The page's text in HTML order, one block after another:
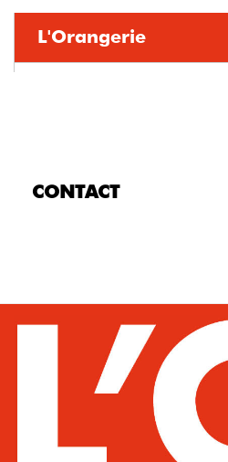
L'Orangerie
CONTACT